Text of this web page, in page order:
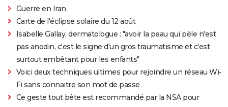
Guerre en Iran
Carte de l'éclipse solaire du 12 août
Isabelle Gallay, dermatologue : "avoir la peau qui pèle n'est
pas anodin, c'est le signe d'un gros traumatisme et c'est
surtout embêtant pour les enfants"
Voici deux techniques ultimes pour rejoindre un réseau Wi-
Fi sans connaitre son mot de passe
Ce geste tout bête est recommandé par la NSA pour